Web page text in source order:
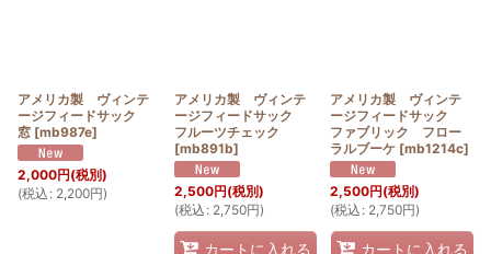
アメリカ製 ヴィンテ
ージフィードサック
窓 [mb987e]
2,000円(税別)
(税込 : 2,200円)
アメリカ製 ヴィンテ
ージフィードサック
フルーツチェック
[mb891b]
2,500円(税別)
(税込 : 2,750円)
カートに入れる
アメリカ製 ヴィンテ
ージフィードサック
ファブリック フロー
ラルブーケ [mb1214c]
2,500円(税別)
(税込 : 2,750円)
カートに入れる